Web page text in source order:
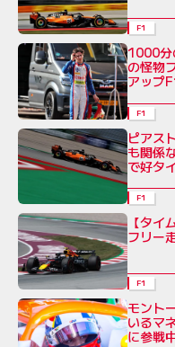
F1
1000分
の怪物
アップ
F1
ピアス
も関係
で好タ
F1
【タ
フリー
F1
モント
いるマ
に参戦